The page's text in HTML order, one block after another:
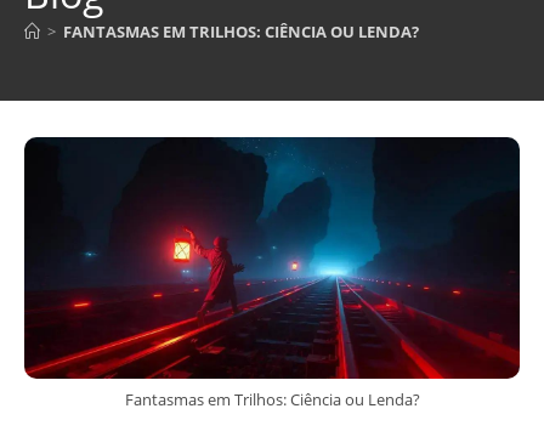
> FANTASMAS EM TRILHOS: CIÊNCIA OU LENDA?
Fantasmas em Trilhos: Ciência ou Lenda?